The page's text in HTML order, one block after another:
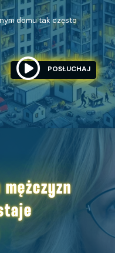
domu tak często
POSŁUCHAJ